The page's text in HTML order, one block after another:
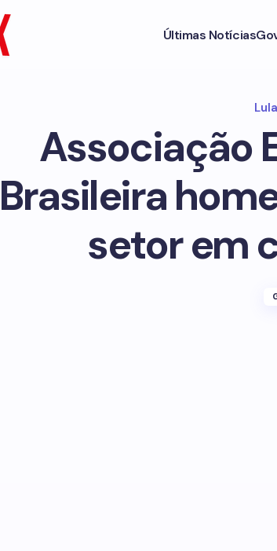
Últimas Notícias
Associação
Brasileira
setor em